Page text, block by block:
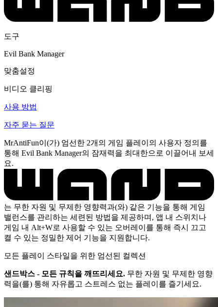
도구
Evil Bank Manager
맞춤설정
비디오 클리핑
사용 방법
자주 묻는 질문
MrAntiFun이(가) 엄선한 2개의 게임 플레이의 사용자 정의를
통해 Evil Bank Manager의 잠재력을 최대한으로 이끌어내 보세
요.
는 무한 자원 및 무제한 영향력과(와) 같은 기능을 통해 게임
밸런스를 관리하는 세련된 방법을 제공하며, 앱 내 스위치나
게임 내 Alt+W로 사용할 수 있는 오버레이를 통해 즉시 끄고
켤 수 있는 정밀한 제어 기능을 지원합니다.
모든 플레이 스타일을 위한 엄선된 컬렉션
샌드박스 - 모든 규칙을 깨뜨리세요. 무한 자원 및 무제한 영향
력을(를) 통해 자유롭고 스트레스 없는 플레이를 즐기세요.